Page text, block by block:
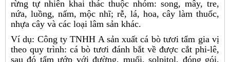
rừng tự nhiên khai thác thuộc nhóm: song, mây, tre,
nứa, luồng, nấm, mộc nhĩ; rễ, lá, hoa, cây làm thuốc,
nhựa cây và các loại lâm sản khác.
Ví dụ: Công ty TNHH A sản xuất cá bò tươi tẩm gia vị
theo quy trình: cá bò tươi đánh bắt về được cắt phi-lê,
sau đó tẩm ướp với đường, muối, solpitol, đóng gói,